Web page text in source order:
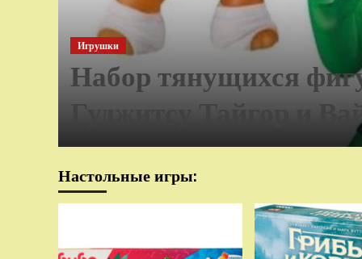
Игрушки
Набор тянущихся
Гуджитсу Тайгор и
Настольные игры: